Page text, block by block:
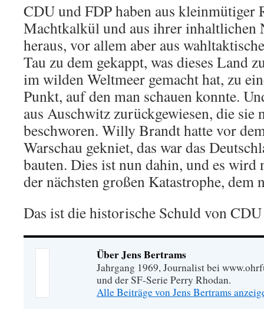
CDU und FDP haben aus kleinmütiger
Machtkalkül und aus ihrer inhaltlichen
heraus, vor allem aber aus
Tau zu dem gekappt, was dieses Land
im wilden Weltmeer gemacht hat, zu
Punkt, auf den man schauen konnte.
aus Auschwitz zurückgewiesen, die sie
beschworen. Willy Brandt hatte vor
Warschau gekniet, das war das
bauten. Dies ist nun dahin, und es
der nächsten großen Katastrophe, dem
Das ist die historische Schuld von
Über Jens Bertrams
Jahrgang 1969, Journalist bei
und der SF-Serie Perry Rhodan.
Alle Beiträge von Jens Bertrams